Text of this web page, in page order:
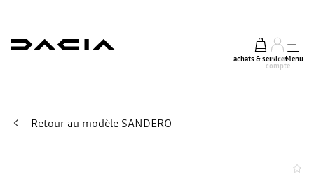
achats & services
mon
compte
Menu
Retour au modèle SANDERO